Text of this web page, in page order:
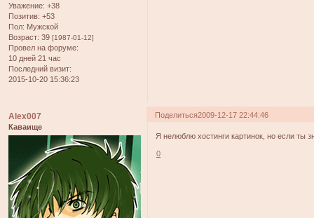
Уважение: +38
Позитив: +53
Пол: Мужской
Возраст: 39 [1987-01-12]
Провел на форуме:
10 дней 21 час
Последний визит:
2015-10-20 15:36:23
Поделиться2009-12-17 22:44:46
Alex007
Каваище
Я нелюблю хостинги картинок, но если ты
0